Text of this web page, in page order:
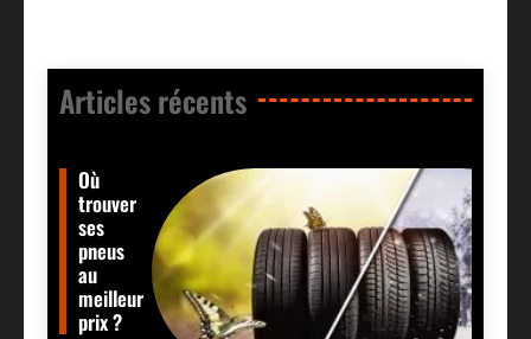
Articles récents​
Où
trouver
ses
pneus
au
meilleur
prix ?